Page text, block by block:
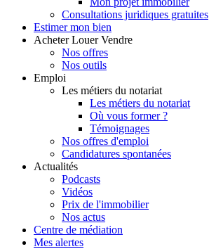
Consultations juridiques gratuites
Estimer mon bien
Acheter Louer Vendre
Nos offres
Nos outils
Emploi
Les métiers du notariat
Les métiers du notariat
Où vous former ?
Témoignages
Nos offres d'emploi
Candidatures spontanées
Actualités
Podcasts
Vidéos
Prix de l'immobilier
Nos actus
Centre de médiation
Mes alertes